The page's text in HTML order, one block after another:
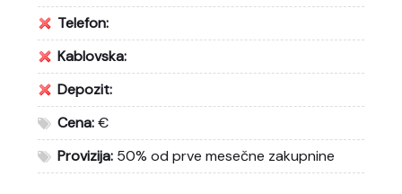
Telefon:
Kablovska:
Depozit:
Cena:€
Provizija: 50% od prve mesečne zakupnine